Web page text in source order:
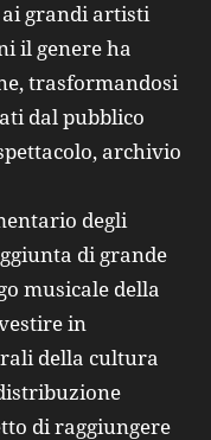
grandi artisti
il genere ha
trasformandosi
dal pubblico
archivio
degli
di grande
musicale della
in
della cultura
di raggiungere